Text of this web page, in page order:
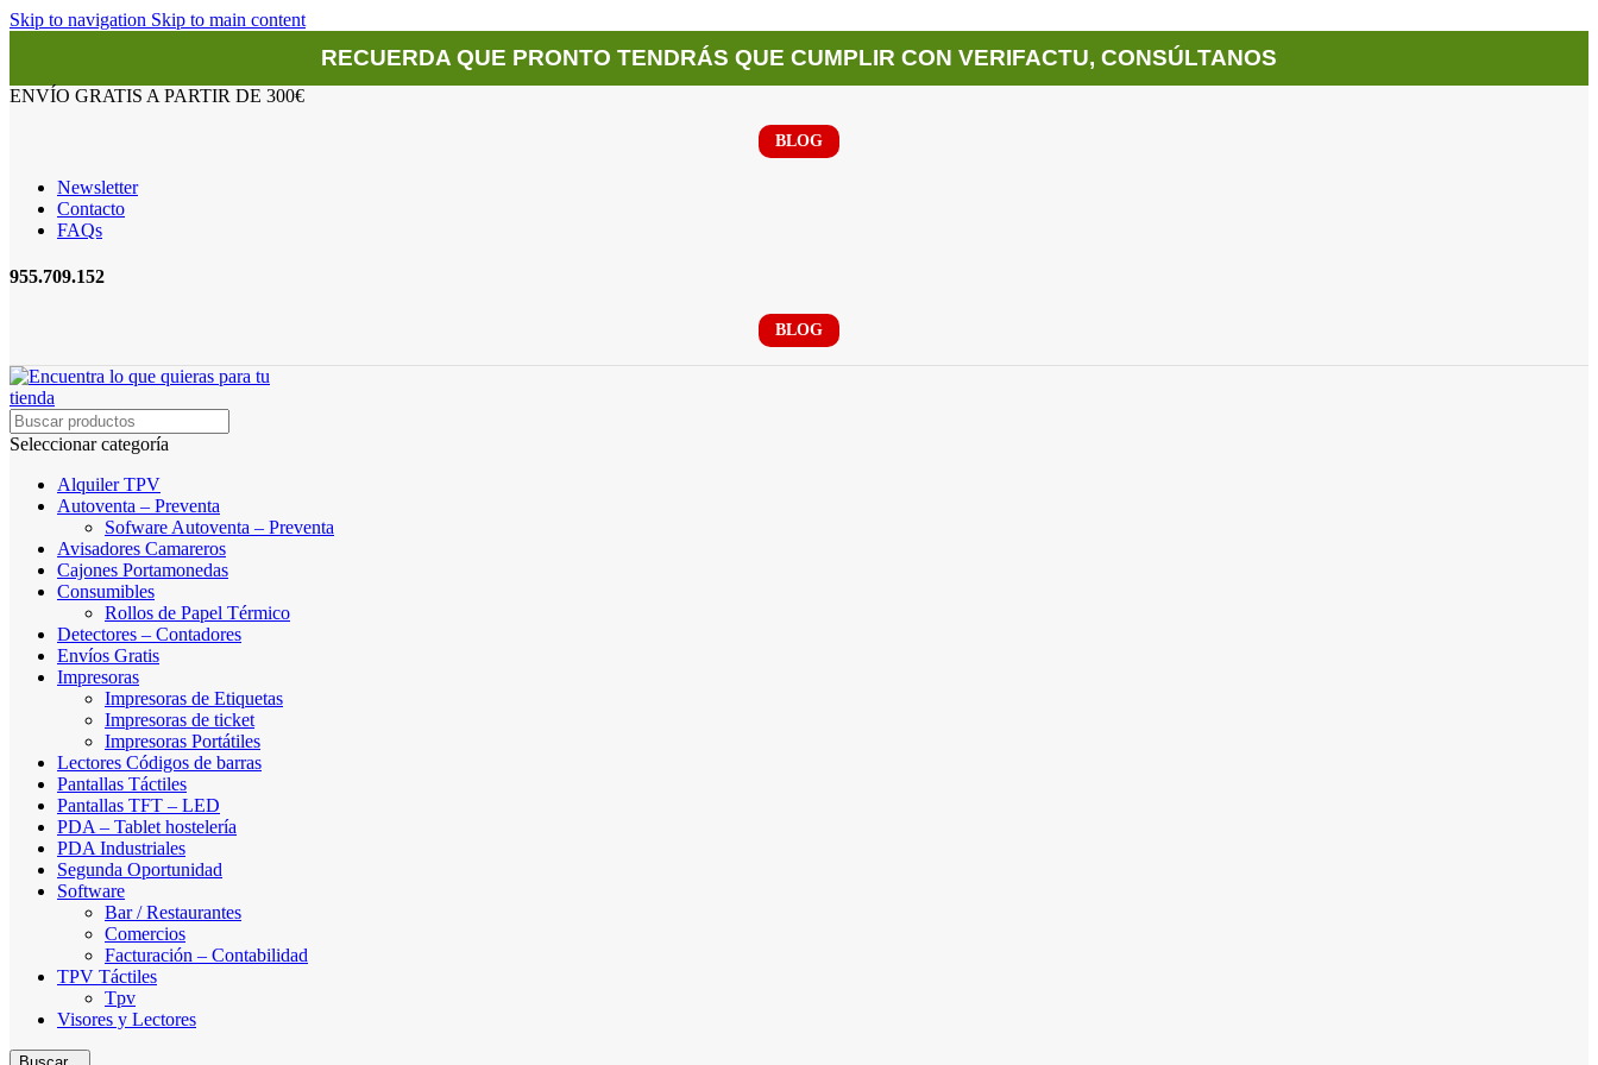
Skip to navigation Skip to main content
RECUERDA QUE PRONTO TENDRÁS QUE CUMPLIR CON VERIFACTU, CONSÚLTANOS
ENVÍO GRATIS A PARTIR DE 300€
BLOG
Newsletter
Contacto
FAQs
955.709.152
BLOG
Seleccionar categoría
Alquiler TPV
Autoventa – Preventa
Sofware Autoventa – Preventa
Avisadores Camareros
Cajones Portamonedas
Consumibles
Rollos de Papel Térmico
Detectores – Contadores
Envíos Gratis
Impresoras
Impresoras de Etiquetas
Impresoras de ticket
Impresoras Portátiles
Lectores Códigos de barras
Pantallas Táctiles
Pantallas TFT – LED
PDA – Tablet hostelería
PDA Industriales
Segunda Oportunidad
Software
Bar / Restaurantes
Comercios
Facturación – Contabilidad
TPV Táctiles
Tpv
Visores y Lectores